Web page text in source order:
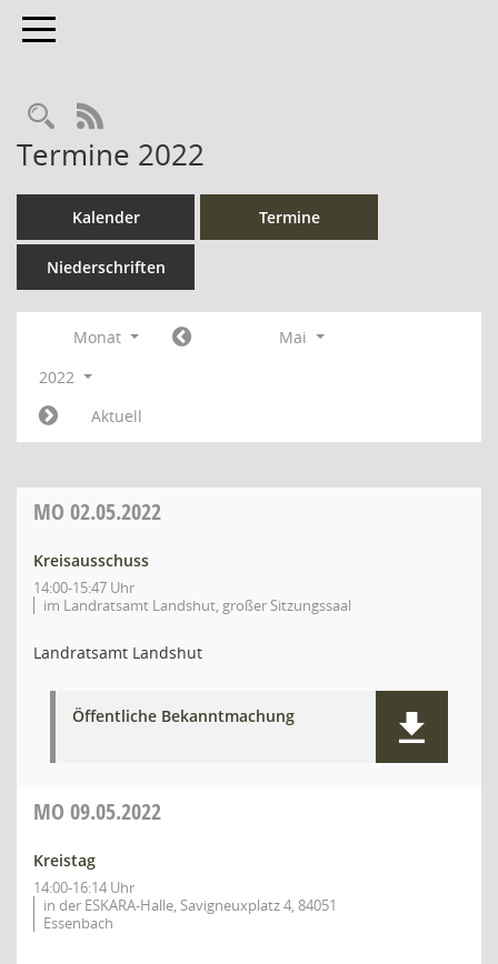
Toggle navigation
Rechercheauswahl
RSS-Feed
Termine 2022
Kalender Termine
Niederschriften
Monat
Mai
2022
Aktuell
MO 02.05.2022
Kreisausschuss
14:00-15:47 Uhr
im Landratsamt Landshut, großer Sitzungssaal
Landratsamt Landshut
Öffentliche Bekanntmachung
MO 09.05.2022
Kreistag
14:00-16:14 Uhr
in der ESKARA-Halle, Savigneuxplatz 4, 84051
Essenbach